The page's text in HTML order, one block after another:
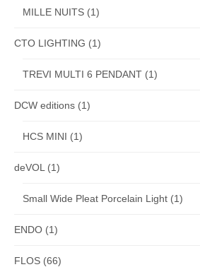
MILLE NUITS (1)
CTO LIGHTING (1)
TREVI MULTI 6 PENDANT (1)
DCW editions (1)
HCS MINI (1)
deVOL (1)
Small Wide Pleat Porcelain Light (1)
ENDO (1)
FLOS (66)